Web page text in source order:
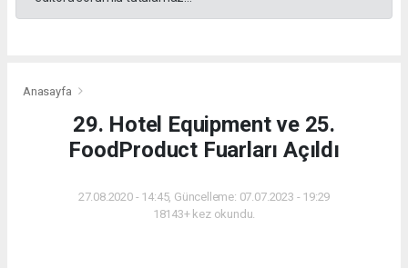
Anasayfa
29. Hotel Equipment ve 25.
FoodProduct Fuarları Açıldı
27.08.2020 - 14:45, Güncelleme: 07.07.2023 - 19:29
18143+ kez okundu.